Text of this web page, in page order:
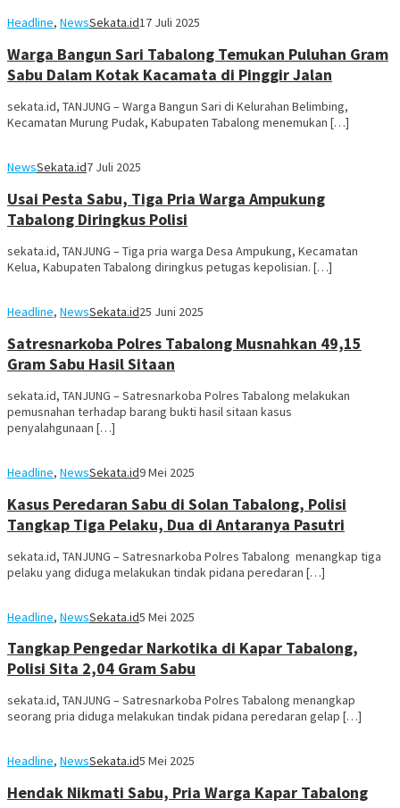
Headline, NewsSekata.id17 Juli 2025
Warga Bangun Sari Tabalong Temukan Puluhan Gram
Sabu Dalam Kotak Kacamata di Pinggir Jalan
sekata.id, TANJUNG – Warga Bangun Sari di Kelurahan Belimbing,
Kecamatan Murung Pudak, Kabupaten Tabalong menemukan […]
NewsSekata.id7 Juli 2025
Usai Pesta Sabu, Tiga Pria Warga Ampukung
Tabalong Diringkus Polisi
sekata.id, TANJUNG – Tiga pria warga Desa Ampukung, Kecamatan
Kelua, Kabupaten Tabalong diringkus petugas kepolisian. […]
Headline, NewsSekata.id25 Juni 2025
Satresnarkoba Polres Tabalong Musnahkan 49,15
Gram Sabu Hasil Sitaan
sekata.id, TANJUNG – Satresnarkoba Polres Tabalong melakukan
pemusnahan terhadap barang bukti hasil sitaan kasus
penyalahgunaan […]
Headline, NewsSekata.id9 Mei 2025
Kasus Peredaran Sabu di Solan Tabalong, Polisi
Tangkap Tiga Pelaku, Dua di Antaranya Pasutri
sekata.id, TANJUNG – Satresnarkoba Polres Tabalong menangkap tiga
pelaku yang diduga melakukan tindak pidana peredaran […]
Headline, NewsSekata.id5 Mei 2025
Tangkap Pengedar Narkotika di Kapar Tabalong,
Polisi Sita 2,04 Gram Sabu
sekata.id, TANJUNG – Satresnarkoba Polres Tabalong menangkap
seorang pria diduga melakukan tindak pidana peredaran gelap […]
Headline, NewsSekata.id5 Mei 2025
Hendak Nikmati Sabu, Pria Warga Kapar Tabalong